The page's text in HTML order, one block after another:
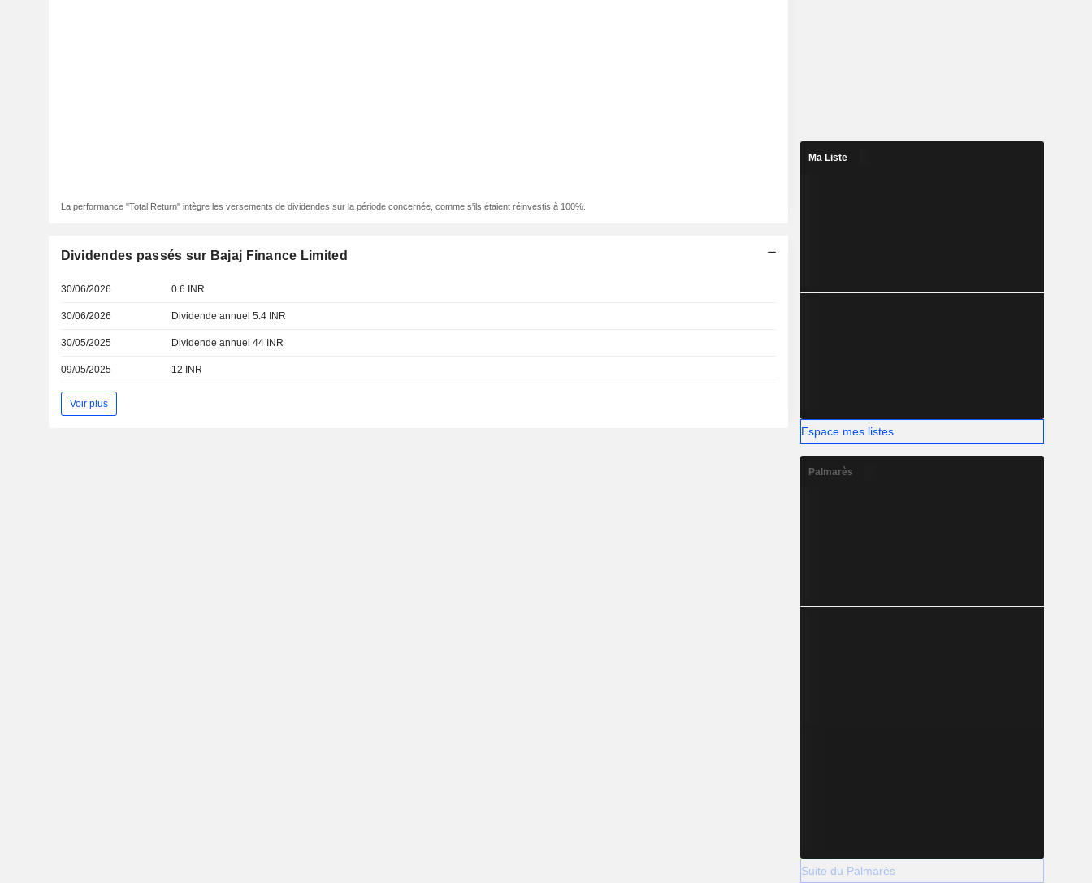
La performance "Total Return" intègre les versements de dividendes sur la période concernée, comme s'ils étaient réinvestis à 100%.
Dividendes passés sur Bajaj Finance Limited
30/06/2026 0.6 INR
30/06/2026 Dividende annuel 5.4 INR
30/05/2025 Dividende annuel 44 INR
09/05/2025 12 INR
Voir plus
Ma Liste
Espace mes listes
Palmarès
Suite du Palmarès